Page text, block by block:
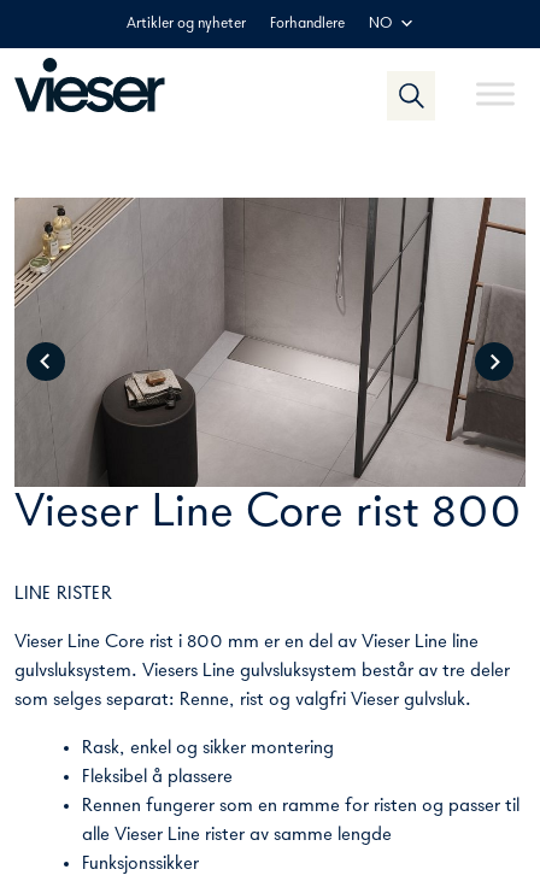
content
Artikler og nyheter Forhandlere NO
Vieser Line Core rist 800
LINE RISTER
Vieser Line Core rist i 800 mm er en del av Vieser Line line
gulvsluksystem. Viesers Line gulvsluksystem består av tre deler
som selges separat: Renne, rist og valgfri Vieser gulvsluk.
Rask, enkel og sikker montering
Fleksibel å plassere
Rennen fungerer som en ramme for risten og passer til
alle Vieser Line rister av samme lengde
Funksjonssikker